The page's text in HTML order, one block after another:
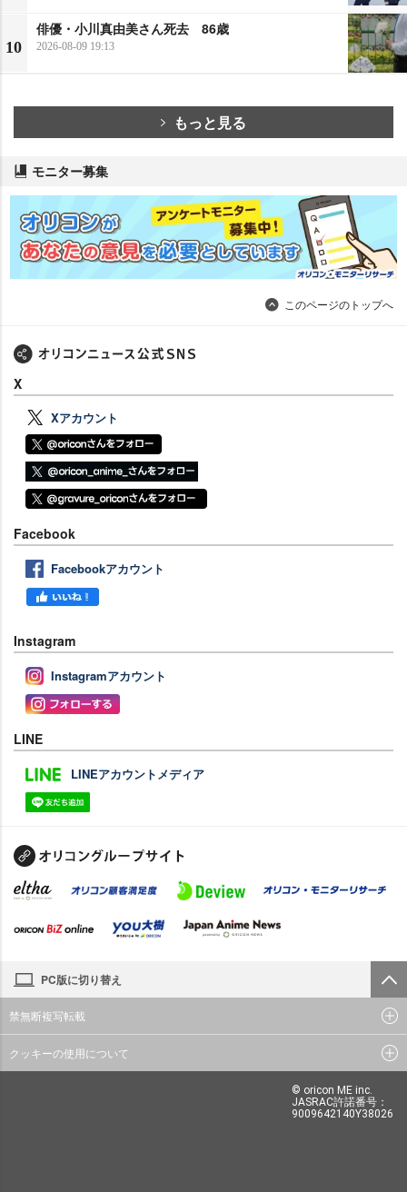
10
俳優・小川真由美さん死去 86歳
2026-08-09 19:13
もっと見る
モニター募集
このページのトップへ
X
Xアカウント
Facebook
Facebookアカウント
Instagram
Instagramアカウント
LINE
LINEアカウントメディア
PC版に切り替え
禁無断複写転載
クッキーの使用について
© oricon ME inc.
JASRAC許諾番号：
9009642140Y38026